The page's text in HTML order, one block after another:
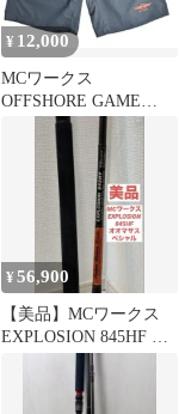
¥ 12,000
MCワークス
OFFSHORE GAME
SHORTS Ｌ グレー/オ
¥56,900
【美品】MCワークス
EXPLOSION 845HF オ
オマサスペシャル⁠